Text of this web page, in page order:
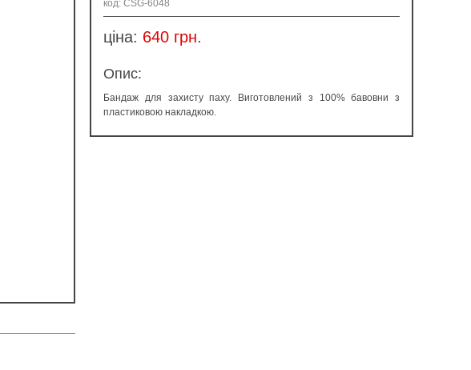
код: CSG-6048
ціна: 640 грн.
Опис:
Бандаж для захисту паху. Виготовлений з 100% бавовни з
пластиковою накладкою.